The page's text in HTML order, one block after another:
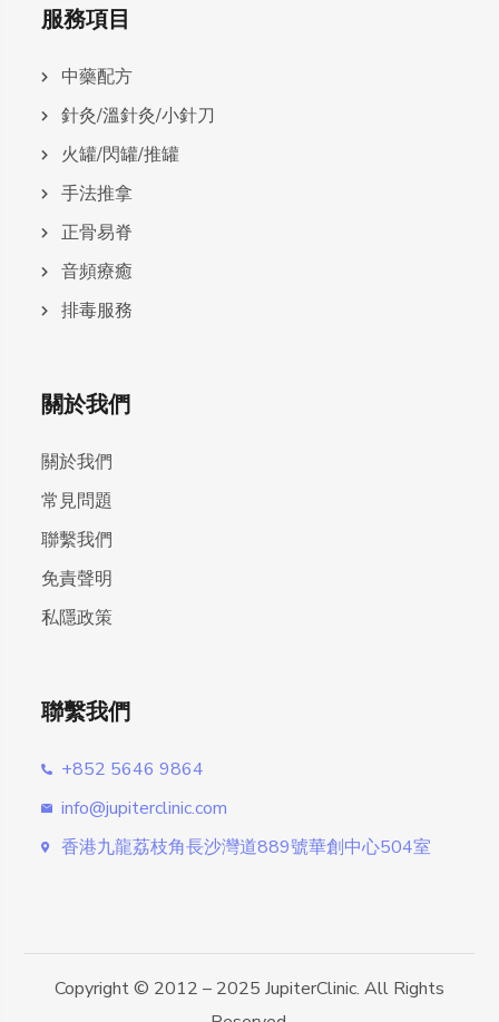
服務項目
中藥配方
針灸/溫針灸/小針刀
火罐/閃罐/推罐
手法推拿
正骨易脊
⾳頻療癒
排毒服務
關於我們
關於我們
常見問題
聯繫我們
免責聲明
私隱政策
聯繫我們
+852 5646 9864
info@jupiterclinic.com
香港九龍荔枝角長沙灣道889號華創中心504室
Copyright © 2012 – 2025 JupiterClinic. All Rights